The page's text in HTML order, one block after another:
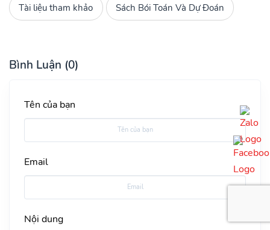
Tài liệu tham khảo Sách Bói Toán Và Dự Đoán
Bình Luận (0)
Tên của bạn
Email
Nội dung